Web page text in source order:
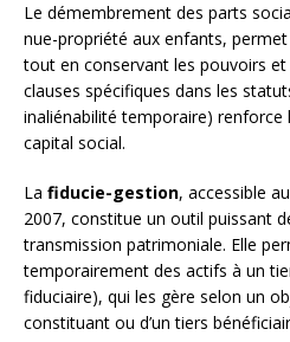
Le démembrement des parts
nue-propriété aux enfants,
tout en conservant les pouvoirs et
clauses spécifiques dans les
inaliénabilité temporaire) renforce
capital social.
La fiducie-gestion, accessible
2007, constitue un outil puissant
transmission patrimoniale. Elle
temporairement des actifs à un
fiduciaire), qui les gère selon un
constituant ou d’un tiers